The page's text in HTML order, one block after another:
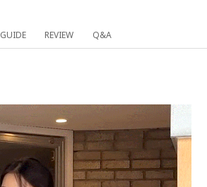
GUIDE REVIEW Q&A